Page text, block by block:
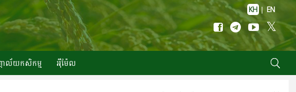
KH | EN
ាល័យកសិកម្ម អ៉ីម៉ែល